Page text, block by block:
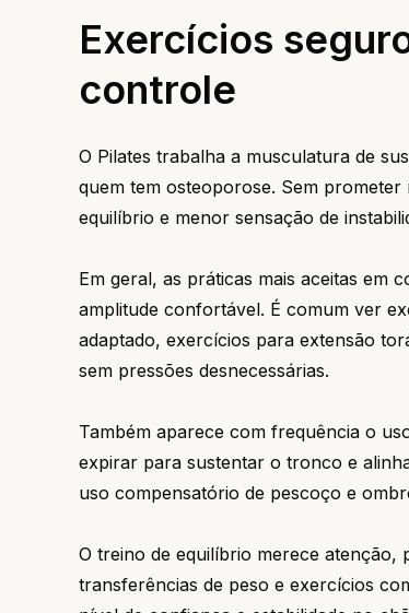
Exercícios
controle
O Pilates trabalha a musculatura de
quem tem osteoporose. Sem
equilíbrio e menor sensação de
Em geral, as práticas mais aceitas em
amplitude confortável. É comum ver
adaptado, exercícios para extensão
sem pressões desnecessárias.
Também aparece com frequência o
expirar para sustentar o tronco e
uso compensatório de pescoço e
O treino de equilíbrio merece atenção,
transferências de peso e exercícios